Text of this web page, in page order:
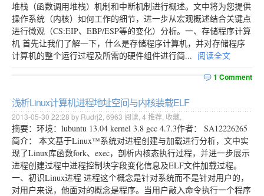
堆栈（函数调用堆栈）机制和中断机制进行概述。文中将为您提供
操作系统（内核）如何工作的细节，进一步从宏观概述结合关键点
进行微观（CS:EIP、EBP/ESP等的变化）分析。一、存储程序计算
机 首先让我们了解一下，什么是存储程序计算机，并对存储程序
计算机的整个运行过程及所需的硬件组件进行简... 阅读全文
1 Comment
浅析Linux计算机进程地址空间与内核装载ELF
2013-05-30 22:28 by Rudrj2, 6963 阅读, 4 推荐, 收藏
摘要：环境：lubuntu 13.04 kernel 3.8 gcc 4.7.3作者： SA12226265
简介： 本文基于Linux™系统对进程创建与加载进行分析，文中实
现了Linux库函数fork、exec，剖析内核态执行过程，并进一步展示
进程创建过程中进程控制块字段变化信息及ELF文件加载过程。
一、初识Linux进程 进程这个概念是针对系统而不是针对用户的，
对用户来说，他面对的概念是程序。当用户敲入命令执行一个程序